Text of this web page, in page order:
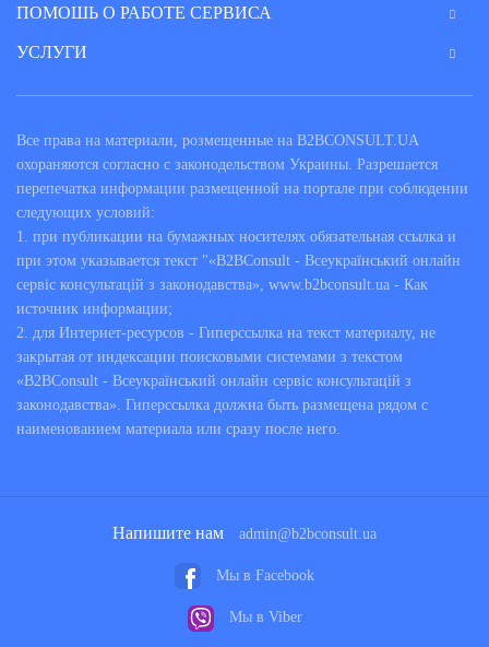
ПОМОШЬ О РАБОТЕ СЕРВИСА
УСЛУГИ
Все права на материали, розмещенные на B2BCONSULT.UA
охораняются согласно с законодельством Украины. Разрешается
перепечатка информации размещенной на портале при соблюдении
следующих условий:
1. при публикации на бумажных носителях обязательная ссылка и
при этом указывается текст "«B2BConsult - Всеукраїнський онлайн
сервіс консультацій з законодавства», www.b2bconsult.ua - Как
источник информации;
2. для Интернет-ресурсов - Гиперссылка на текст материалу, не
закрытая от индексации поисковыми системами з текстом
«B2BConsult - Всеукраїнський онлайн сервіс консультацій з
законодавства». Гиперссылка должна быть размещена рядом с
наименованием материала или сразу после него.
Напишите нам admin@b2bconsult.ua
Мы в Facebook
Мы в Viber